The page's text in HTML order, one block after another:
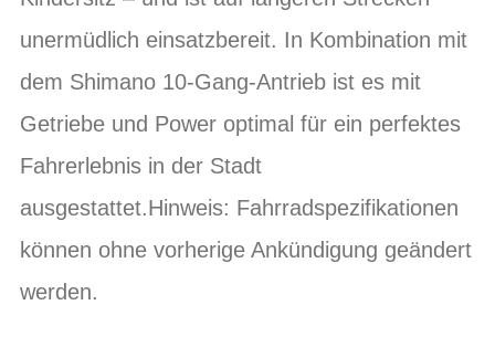
unermüdlich einsatzbereit. In Kombination mit
dem Shimano 10-Gang-Antrieb ist es mit
Getriebe und Power optimal für ein perfektes
Fahrerlebnis in der Stadt
ausgestattet.Hinweis: Fahrradspezifikationen
können ohne vorherige Ankündigung geändert
werden.